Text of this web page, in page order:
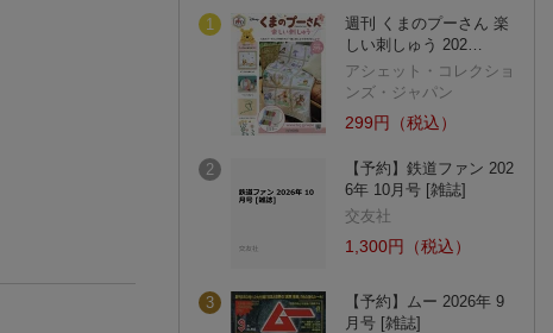
1
週刊 くまのプーさん 楽
しい刺しゅう 202…
アシェット・コレクショ
ンズ・ジャパン
299円（税込）
2
【予約】鉄道ファン 202
6年 10月号 [雑誌]
交友社
1,300円（税込）
3
【予約】ムー 2026年 9
月号 [雑誌]